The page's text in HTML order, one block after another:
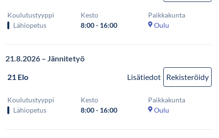
Koulutustyyppi
Lähiopetus
Kesto
8:00 - 16:00
Paikkakunta
Oulu
21.8.2026 – Jännitetyö
21 Elo
Lisätiedot Rekisteröidy
Koulutustyyppi
Lähiopetus
Kesto
8:00 - 16:00
Paikkakunta
Oulu